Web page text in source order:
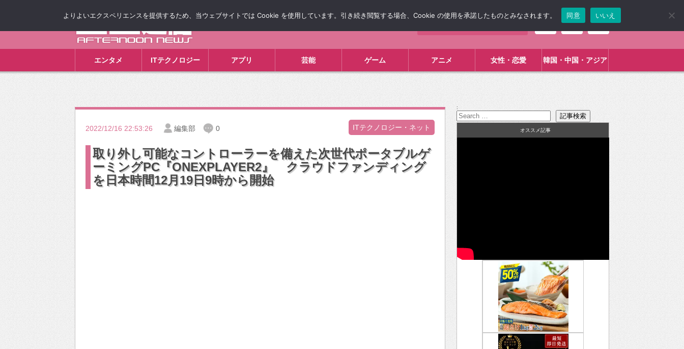
エンタメ ITテクノロジー アプリ 芸能 ゲーム アニメ 女性・恋愛 韓国・中国・アジア
2022/12/16 22:53:26 編集部 0 ITテクノロジー・ネット
取り外し可能なコントローラーを備えた次世代ポータブルゲ
ーミングPC『ONEXPLAYER2』 クラウドファンディング
を日本時間12月19日9時から開始
:
オススメ記事
よりよいエクスペリエンスを提供するため、当ウェブサイトでは Cookie を使用しています。引き続き閲覧する場合、Cookie の使用を承諾したものとみなされます。 同意 いいえ